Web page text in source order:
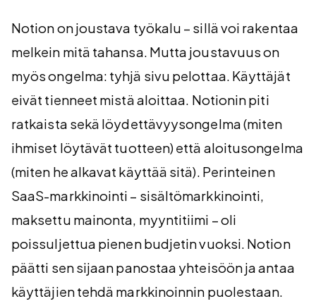
Notion on joustava työkalu – sillä voi rakentaa
melkein mitä tahansa. Mutta joustavuus on
myös ongelma: tyhjä sivu pelottaa. Käyttäjät
eivät tienneet mistä aloittaa. Notionin piti
ratkaista sekä löydettävyysongelma (miten
ihmiset löytävät tuotteen) että aloitusongelma
(miten he alkavat käyttää sitä). Perinteinen
SaaS-markkinointi – sisältömarkkinointi,
maksettu mainonta, myyntitiimi – oli
poissuljettua pienen budjetin vuoksi. Notion
päätti sen sijaan panostaa yhteisöön ja antaa
käyttäjien tehdä markkinoinnin puolestaan.